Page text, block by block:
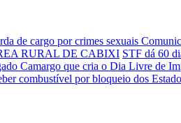
de cargo por crimes sexuais
RURAL DE CABIXI STF dá 60
Camargo que cria o Dia Livre de
combustível por bloqueio dos